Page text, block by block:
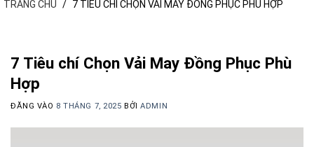
TRANG CHỦ / 7 TIÊU CHÍ CHỌN VẢI MAY ĐỒNG PHỤC PHÙ HỢP
7 Tiêu chí Chọn Vải May Đồng Phục Phù
Hợp
ĐĂNG VÀO 8 THÁNG 7, 2025 BỞIADMIN